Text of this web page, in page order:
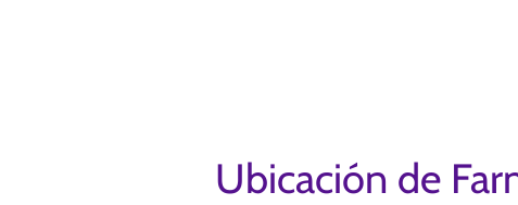
Ubicación de